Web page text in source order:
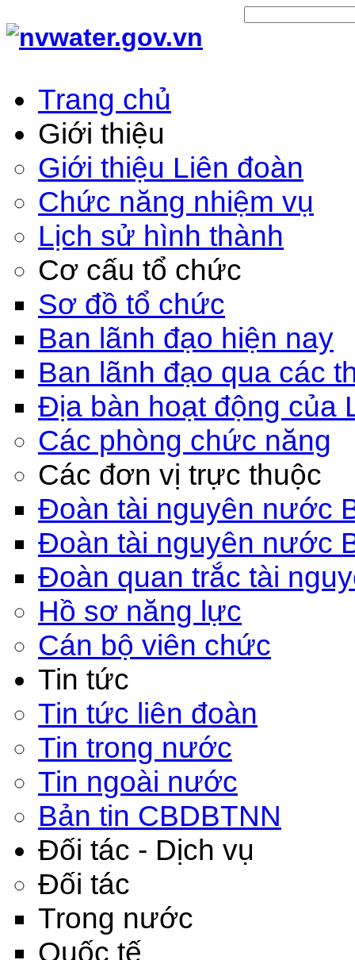
Trang chủ
Giới thiệu
Giới thiệu Liên đoàn
Chức năng nhiệm vụ
Lịch sử hình thành
Cơ cấu tổ chức
Sơ đồ tổ chức
Ban lãnh đạo hiện nay
Ban lãnh đạo qua các
Địa bàn hoạt động của
Các phòng chức năng
Các đơn vị trực thuộc
Đoàn tài nguyên nước
Đoàn tài nguyên nước
Đoàn quan trắc tài
Hồ sơ năng lực
Cán bộ viên chức
Tin tức
Tin tức liên đoàn
Tin trong nước
Tin ngoài nước
Bản tin CBDBTNN
Đối tác - Dịch vụ
Đối tác
Trong nước
Quốc tế